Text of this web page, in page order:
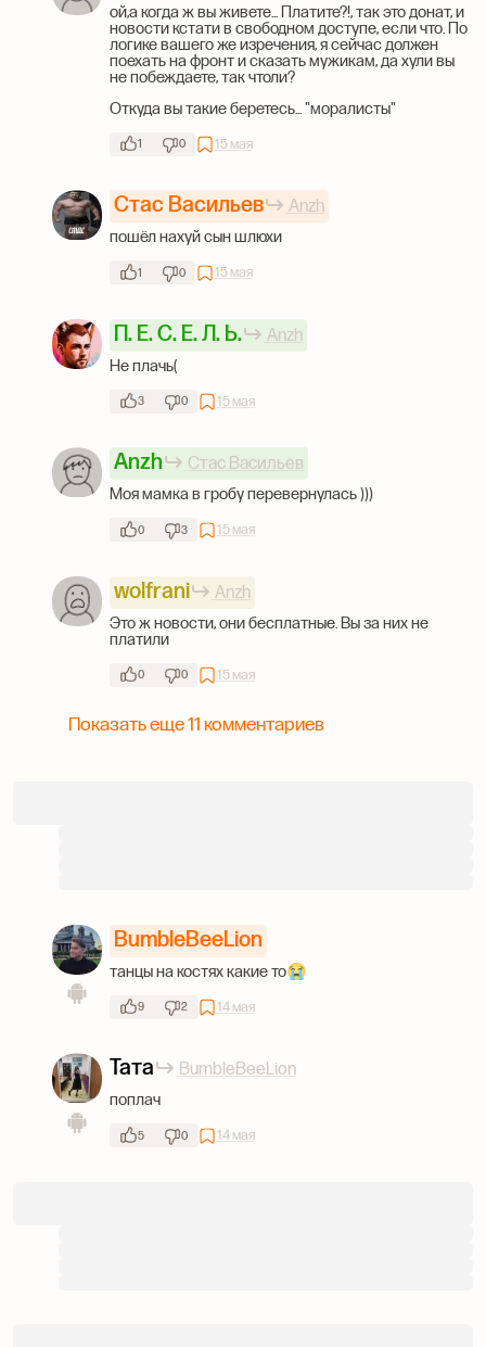
ой,а когда ж вы живете... Платите?!, так это донат, и
новости кстати в свободном доступе, если что. По
логике вашего же изречения, я сейчас должен
поехать на фронт и сказать мужикам, да хули вы
не побеждаете, так чтоли?
Откуда вы такие беретесь... "моралисты"
1 0 15 мая
Стас Васильев
Anzh
пошёл нахуй сын шлюхи
1 0 15 мая
П. Ё. С. Е. Л. Ь.
Anzh
Не плачь(
3 0 15 мая
Anzh
Стас Васильев
Моя мамка в гробу перевернулась )))
0 3 15 мая
wolfrani
Anzh
Это ж новости, они бесплатные. Вы за них не
платили
0 0 15 мая
Показать еще 11 комментариев
BumbleBeeLion
танцы на костях какие то😭
9 2 14 мая
Тата
BumbleBeeLion
поплач
5 0 14 мая